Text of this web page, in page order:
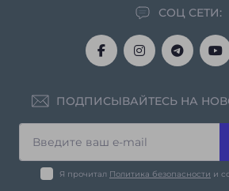
СОЦ СЕТИ:
ПОДПИСЫВАЙТЕСЬ НА
Я прочитал Политика безопасности и